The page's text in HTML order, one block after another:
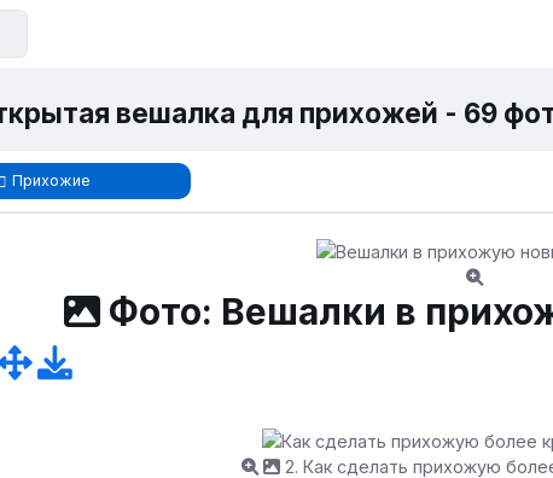
вешалка для прихожей - 69
Прихожие
Фото: Вешалки в
2. Как сделать прихожую